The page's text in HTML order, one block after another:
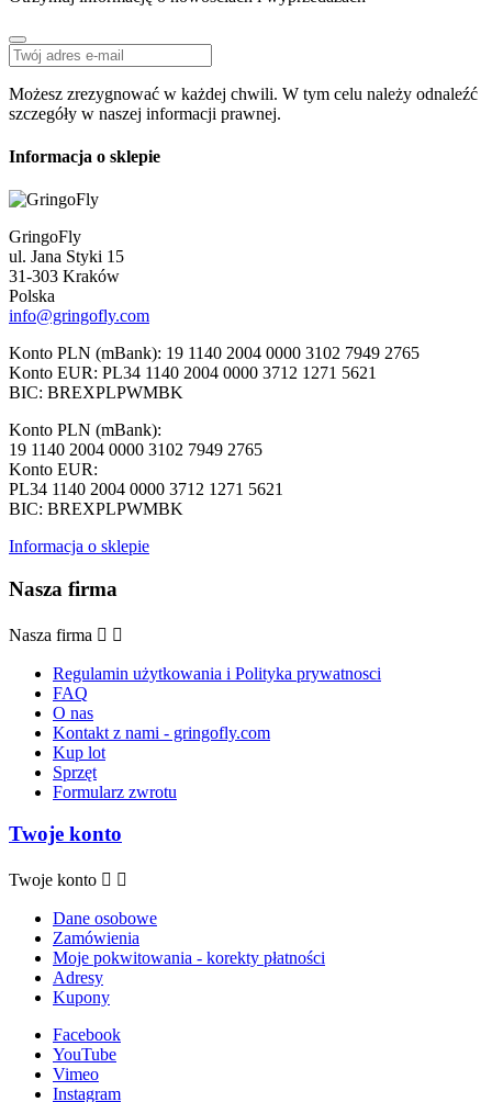
Możesz zrezygnować w każdej chwili. W tym celu należy odnaleźć
szczegóły w naszej informacji prawnej.
Informacja o sklepie
GringoFly
ul. Jana Styki 15
31-303 Kraków
Polska
info@gringofly.com
Konto PLN (mBank): 19 1140 2004 0000 3102 7949 2765
Konto EUR: PL34 1140 2004 0000 3712 1271 5621
BIC: BREXPLPWMBK
Konto PLN (mBank):
19 1140 2004 0000 3102 7949 2765
Konto EUR:
PL34 1140 2004 0000 3712 1271 5621
BIC: BREXPLPWMBK
Informacja o sklepie
Nasza firma
Nasza firma  
Regulamin użytkowania i Polityka prywatnosci
FAQ
O nas
Kontakt z nami - gringofly.com
Kup lot
Sprzęt
Formularz zwrotu
Twoje konto
Twoje konto  
Dane osobowe
Zamówienia
Moje pokwitowania - korekty płatności
Adresy
Kupony
Facebook
YouTube
Vimeo
Instagram